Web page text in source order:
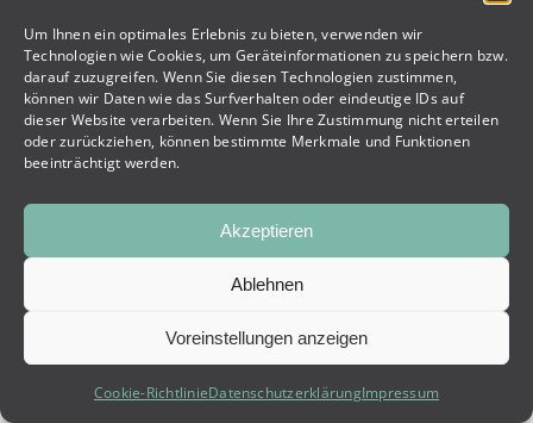
Um Ihnen ein optimales Erlebnis zu bieten, verwenden wir
Technologien wie Cookies, um Geräteinformationen zu speichern bzw.
darauf zuzugreifen. Wenn Sie diesen Technologien zustimmen,
können wir Daten wie das Surfverhalten oder eindeutige IDs auf
dieser Website verarbeiten. Wenn Sie Ihre Zustimmung nicht erteilen
oder zurückziehen, können bestimmte Merkmale und Funktionen
beeinträchtigt werden.
Akzeptieren
Ablehnen
Voreinstellungen anzeigen
Cookie-RichtlinieDatenschutzerklärungImpressum
Erleben Sie unsere
Beschattungslösungen im
Schauraum